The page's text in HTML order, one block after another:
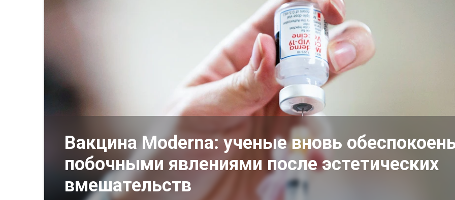
Вакцина Moderna: ученые вновь
побочными явлениями после эстетических
вмешательств